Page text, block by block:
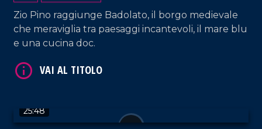
Zio Pino raggiunge Badolato, il borgo medievale
che meraviglia tra paesaggi incantevoli, il mare blu
e una cucina doc.
25:48